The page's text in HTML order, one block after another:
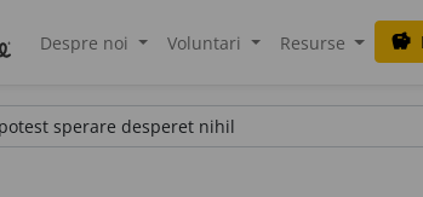
Despre noi Voluntari Resurse savings